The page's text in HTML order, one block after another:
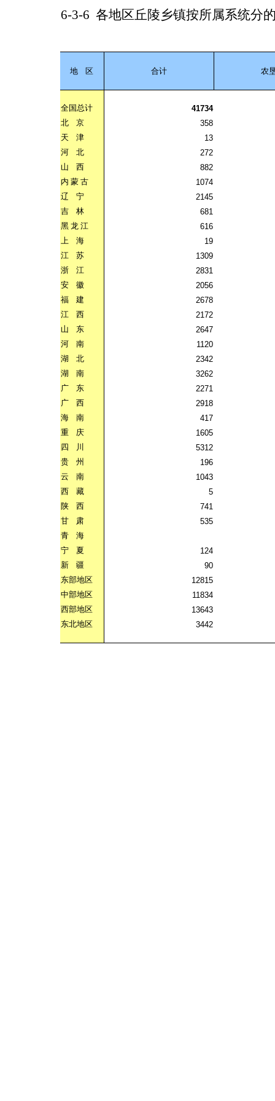
6-3-6 各地区丘陵乡镇按所属系统分
地 区 合计 农
全国总计
41734
北
京
358
天
津
13
河
北
272
山
西
882
内 蒙 古
1074
辽
宁
2145
吉
林
681
黑 龙 江
616
上
海
19
江
苏
1309
浙
江
2831
安
徽
2056
福
建
2678
江
西
2172
山
东
2647
河
南
1120
湖
北
2342
湖
南
3262
广
东
2271
广
西
2918
海
南
417
重
庆
1605
四
川
5312
贵
州
196
云
南
1043
西
藏
5
陕
西
741
甘
肃
535
青
海
宁
夏
124
新
疆
90
东部地区
12815
中部地区
11834
西部地区
13643
东北地区
3442